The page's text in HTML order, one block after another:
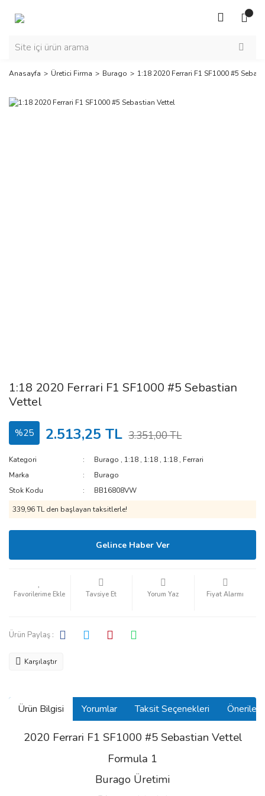
Anasayfa Üretici Firma Burago 1:18 2020 Ferrari F1 SF1000 #5
1:18 2020 Ferrari F1 SF1000 #5 Sebastian
Vettel
%25 2.513,25 TL 3.351,00 TL
Kategori Burago , 1:18 , 1:18 , 1:18 , Ferrari
Marka
Burago
Stok Kodu
BB16808VW
339,96 TL den başlayan taksitlerle!
Gelince Haber Ver
Tavsiye Et Yorum Yaz Fiyat Alarmı
Ürün Paylaş :
Karşılaştır
Ürün Bilgisi Yorumlar Taksit Seçenekleri
2020 Ferrari F1 SF1000 #5 Sebastian Vettel
Formula 1
Burago Üretimi